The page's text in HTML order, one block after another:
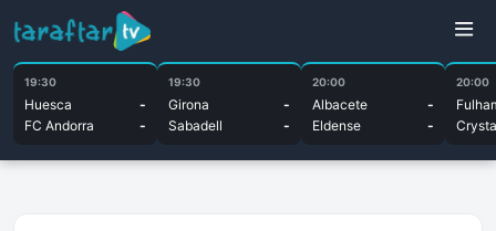
19:30
Huesca
-
FC Andorra
-
19:30
Girona
-
Sabadell
-
20:00
Albacete
-
Eldense
-
20:00